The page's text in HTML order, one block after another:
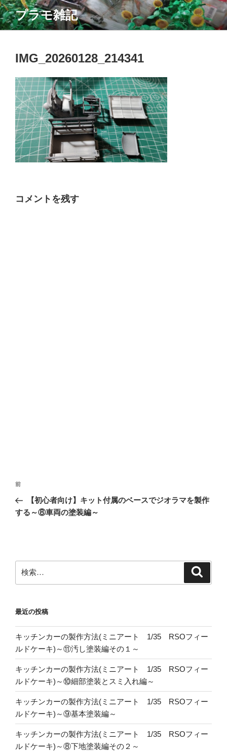
コ
ン
テ
プラモ雑記
IMG_20260128_214341
コメントを残す
投
ナ
シ
ョ
前
の
投
前
【初心者向け】キット付属のベースでジオラマを製作
する～⑧車両の塗装編～
索:
最近の投稿
キッチンカーの製作方法(ミニアート 1/35 RSOフィー
ルドケーキ)～⑪汚し塗装編その１～
キッチンカーの製作方法(ミニアート 1/35 RSOフィー
ルドケーキ)～⑩細部塗装とスミ入れ編～
キッチンカーの製作方法(ミニアート 1/35 RSOフィー
ルドケーキ)～⑨基本塗装編～
キッチンカーの製作方法(ミニアート 1/35 RSOフィー
ルドケーキ)～⑧下地塗装編その２～